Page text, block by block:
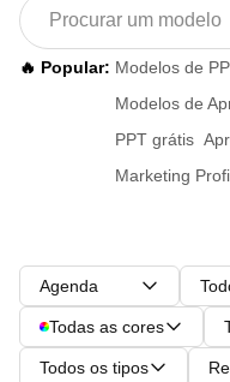
🔥 Popular: Modelos de
Modelos de
PPT grátis
Marketing
Agenda
Todas as cores
Todos os tipos